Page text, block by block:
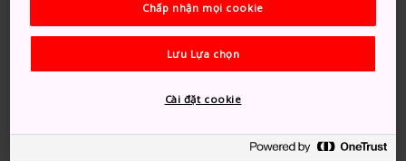
Chấp nhận mọi cookie
Lưu Lựa chọn
Cài đặt cookie